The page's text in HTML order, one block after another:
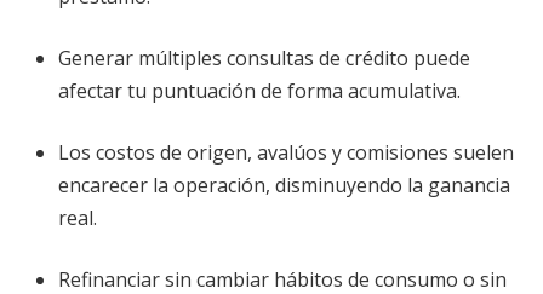
Generar múltiples consultas de crédito puede
afectar tu puntuación de forma acumulativa.
Los costos de origen, avalúos y comisiones suelen
encarecer la operación, disminuyendo la ganancia
real.
Refinanciar sin cambiar hábitos de consumo o sin